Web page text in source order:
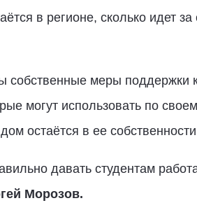
в регионе, сколько идет
собственные меры
могут использовать по
остаётся в ее
давать студентам
Морозов.